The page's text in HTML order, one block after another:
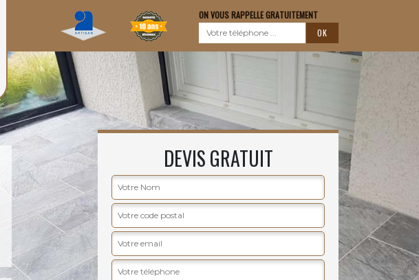
ON VOUS RAPPELLE GRATUITEMENT
DEVIS GRATUIT